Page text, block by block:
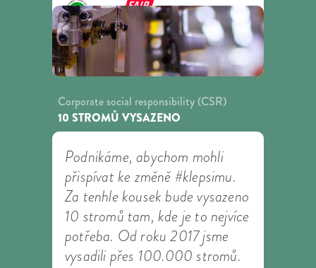
Corporate social responsibility (CSR)
10 STROMŮ VYSAZENO
Podnikáme, abychom mohli
přispívat ke změně #klepsimu.
Za tenhle kousek bude vysazeno
10 stromů tam, kde je to nejvíce
potřeba. Od roku 2017 jsme
vysadili přes 100.000 stromů.